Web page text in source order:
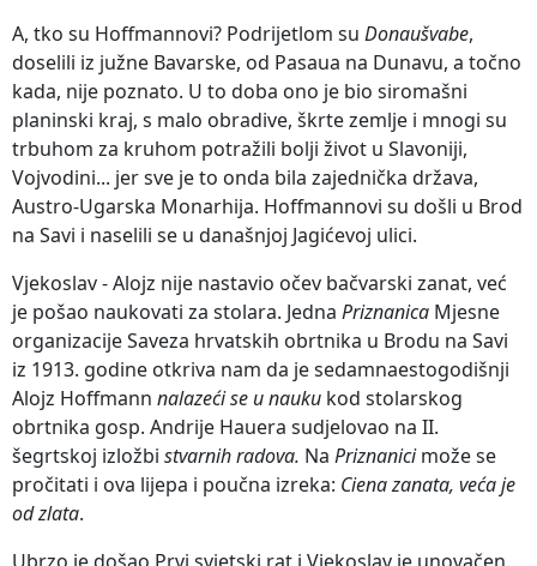
A, tko su Hoffmannovi? Podrijetlom su Donaušvabe,
doselili iz južne Bavarske, od Pasaua na Dunavu, a točno
kada, nije poznato. U to doba ono je bio siromašni
planinski kraj, s malo obradive, škrte zemlje i mnogi su
trbuhom za kruhom potražili bolji život u Slavoniji,
Vojvodini... jer sve je to onda bila zajednička država,
Austro-Ugarska Monarhija. Hoffmannovi su došli u Brod
na Savi i naselili se u današnjoj Jagićevoj ulici.
Vjekoslav - Alojz nije nastavio očev bačvarski zanat, već
je pošao naukovati za stolara. Jedna Priznanica Mjesne
organizacije Saveza hrvatskih obrtnika u Brodu na Savi
iz 1913. godine otkriva nam da je sedamnaestogodišnji
Alojz Hoffmann nalazeći se u nauku kod stolarskog
obrtnika gosp. Andrije Hauera sudjelovao na II.
šegrtskoj izložbi stvarnih radova. Na Priznanicimože se
pročitati i ova lijepa i poučna izreka: Ciena zanata, veća je
od zlata.